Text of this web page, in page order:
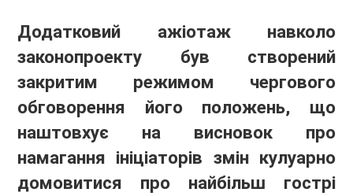
Додатковий ажіотаж навколо
законопроекту був створений
закритим режимом чергового
обговорення його положень, що
наштовхує на висновок про
намагання ініціаторів змін кулуарно
домовитися про найбільш гострі